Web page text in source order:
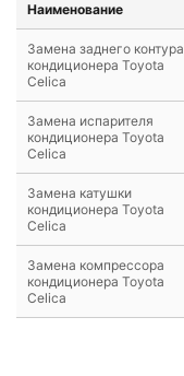
Наименование
Замена заднего контура
кондиционера Toyota
Celica
Замена испарителя
кондиционера Toyota
Celica
Замена катушки
кондиционера Toyota
Celica
Замена компрессора
кондиционера Toyota
Celica